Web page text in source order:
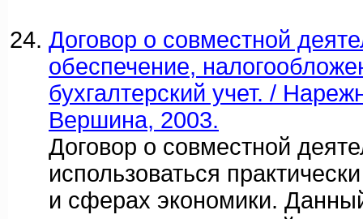
Договор о совместной
обеспечение,
бухгалтерский учет. /
Вершина, 2003.
Договор о совместной
использоваться
и сферах экономики.